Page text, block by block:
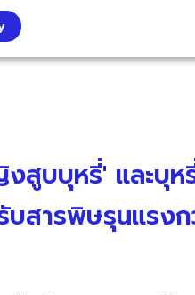
สูบบุหรี่' และบุห
บสารพิษรุนแรง